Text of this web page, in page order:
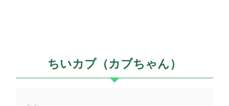
ちいカブ（カブちゃん）